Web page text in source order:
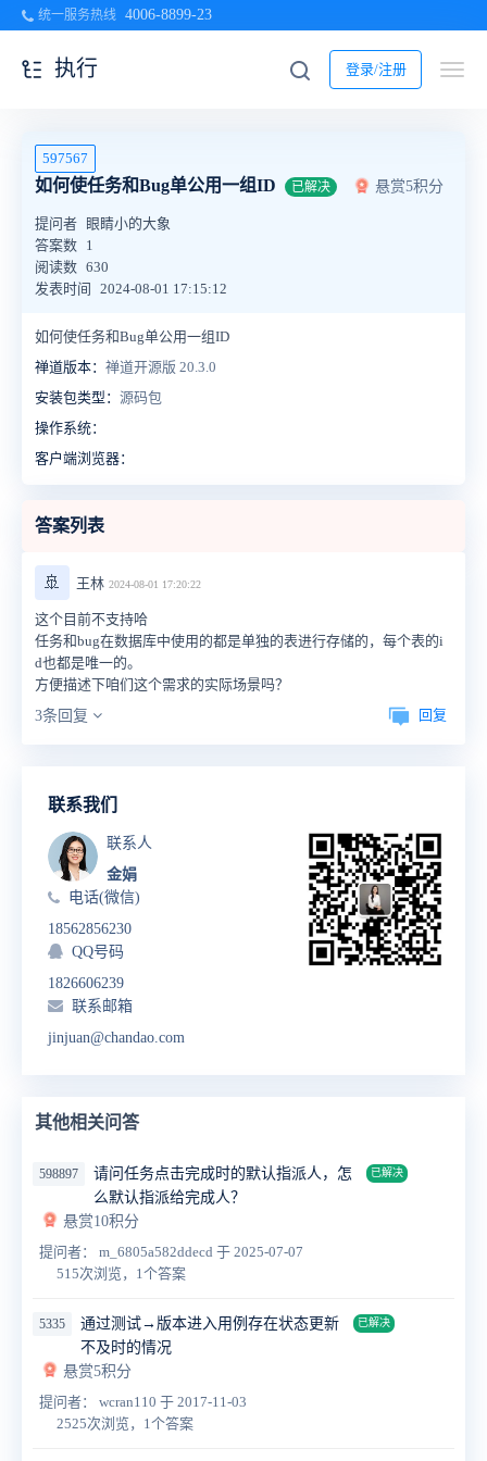
统一服务热线 4006-8899-23
登录/注册
执行
597567
如何使任务和Bug单公用一组ID 已解决 悬赏5积分
提问者 眼睛小的大象
答案数 1
阅读数 630
发表时间
2024-08-01 17:15:12
如何使任务和Bug单公用一组ID
禅道版本： 禅道开源版 20.3.0
安装包类型： 源码包
操作系统：
客户端浏览器：
答案列表
🚢 王林 2024-08-01 17:20:22
这个目前不支持哈
任务和bug在数据库中使用的都是单独的表进行存储的，每个表的i
d也都是唯一的。
方便描述下咱们这个需求的实际场景吗？
3条回复
回复
联系我们
联系人
金娟
电话(微信)
18562856230
QQ号码
1826606239
联系邮箱
jinjuan@chandao.com
其他相关问答
598897
请问任务点击完成时的默认指派人，怎
么默认指派给完成人？
已解决
悬赏10积分
提问者： m_6805a582ddecd 于 2025-07-07
515次浏览，1个答案
5335
通过测试→版本进入用例存在状态更新
不及时的情况
已解决
悬赏5积分
提问者： wcran110 于 2017-11-03
2525次浏览，1个答案